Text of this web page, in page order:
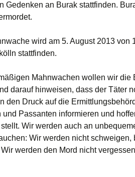
Gedenken an Burak stattfinden.
wird am 5. August 2013 von
stattfinden.
Mahnwachen wollen wir die
darauf hinweisen, dass der Täter
den Druck auf die
und Passanten informieren und
Wir werden auch an
Wir werden nicht schweigen,
werden den Mord nicht